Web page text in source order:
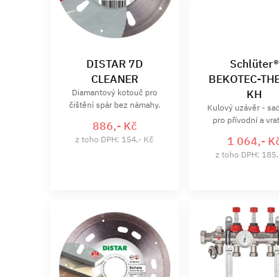
DISTAR 7D
CLEANER
Diamantový kotouč pro
čištění spár bez námahy.
886,- Kč
z toho DPH: 154,- Kč
Schlüter®
BEKOTEC-
KH
Kulový uzávěr -
pro přívodní a
1 064,-
z toho DPH: